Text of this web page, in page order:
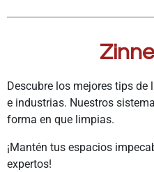
Descubre los mejores tips
e industrias. Nuestros
forma en que limpias.
¡Mantén tus espacios
expertos!